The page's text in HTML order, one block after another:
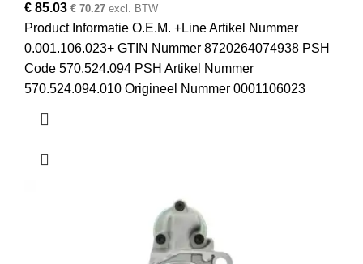
€ 85.03 € 70.27 excl. BTW
Product Informatie O.E.M. +Line Artikel Nummer
0.001.106.023+ GTIN Nummer 8720264074938 PSH
Code 570.524.094 PSH Artikel Nummer
570.524.094.010 Origineel Nummer 0001106023